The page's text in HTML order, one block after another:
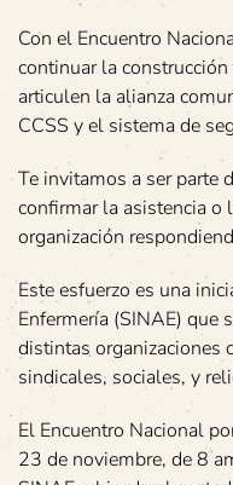
Con el Encuentro
continuar la
articulen la alianza
CCSS y el sistema de
Te invitamos a ser parte
confirmar la asistencia o
organización
Este esfuerzo es una
Enfermería (SINAE) que
distintas organizaciones
sindicales, sociales, y
El Encuentro Nacional
23 de noviembre, de 8